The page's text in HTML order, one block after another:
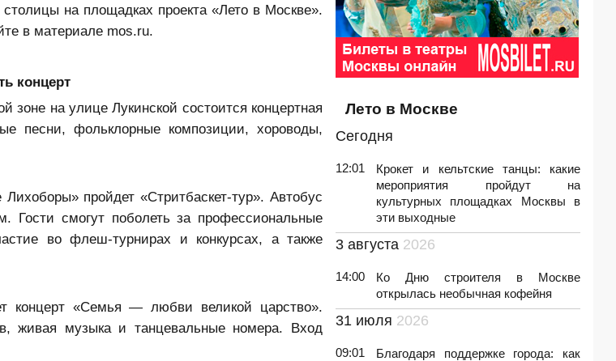
на площадках проекта «Лето в Москве».
в материале mos.ru.
концерт
на улице Лукинской состоится концертная
песни, фольклорные композиции, хороводы,
пройдет «Стритбаскет-тур». Автобус
Гости смогут поболеть за профессиональные
во флеш-турнирах и конкурсах, а также
концерт «Семья — любви великой царство».
живая музыка и танцевальные номера. Вход
Лето в Москве
Сегодня
12:01
Крокет и кельтские танцы: какие
мероприятия пройдут на
культурных площадках Москвы в
эти выходные
3 августа 2026
14:00
Ко Дню строителя в Москве
открылась необычная кофейня
31 июля 2026
09:01
Благодаря поддержке города: как